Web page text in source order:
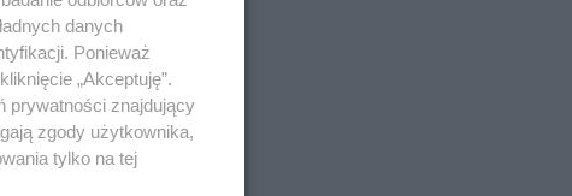
danych
Ponieważ
„Akceptuję”.
prywatności znajdujący
zgody użytkownika,
tylko na tej